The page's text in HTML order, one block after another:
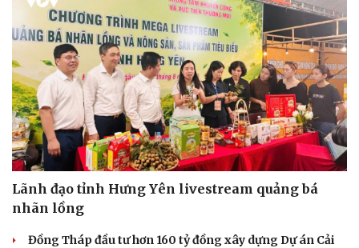
Lãnh đạo tỉnh Hưng Yên livestream quảng bá
nhãn lồng
Đồng Tháp đầu tư hơn 160 tỷ đồng xây dựng Dự án Cải